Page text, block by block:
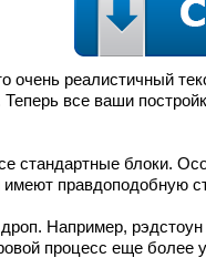
очень реалистичный
все ваши
стандартные блоки.
правдоподобную
Например,
процесс еще более